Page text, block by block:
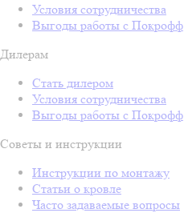
Условия сотрудничества
Выгоды работы с Покрофф
Дилерам
Стать дилером
Условия сотрудничества
Выгоды работы с Покрофф
Советы и инструкции
Инструкции по монтажу
Статьи о кровле
Часто задаваемые вопросы